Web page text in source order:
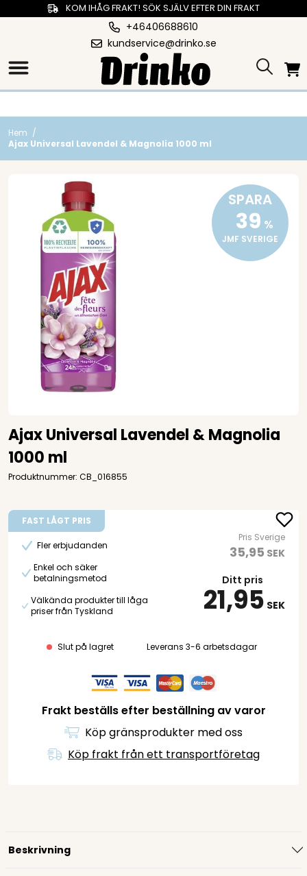
KOM IHÅG FRAKT! SÖK SJÄLV EFTER DIN FRAKT
+46406688610
kundservice@drinko.se
Hem /
Ajax Universal Lavendel & Magnolia 1000 ml
SPARA
39 %
JMF SVERIGE
Ajax Universal Lavendel & Magnolia
1000 ml
Produktnummer: CB_016855
FAST LÅGT PRIS
Fler erbjudanden
Enkel och säker
betalningsmetod
Välkända produkter till låga
priser från Tyskland
Pris Sverige
35,95 SEK
Ditt pris
21,95 SEK
Slut på lagret Leverans 3-6 arbetsdagar
Frakt beställs efter beställning av varor
Köp gränsprodukter med oss
Köp frakt från ett transportföretag
Beskrivning